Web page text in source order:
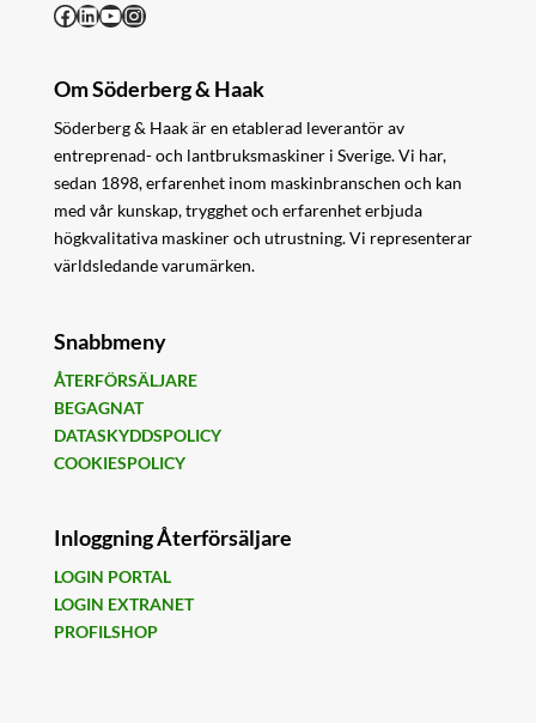
Facebook
LinkedIn
YouTube
Instagram
Om Söderberg & Haak
Söderberg & Haak är en etablerad leverantör av
entreprenad- och lantbruksmaskiner i Sverige. Vi har,
sedan 1898, erfarenhet inom maskinbranschen och kan
med vår kunskap, trygghet och erfarenhet erbjuda
högkvalitativa maskiner och utrustning. Vi representerar
världsledande varumärken.
Snabbmeny
ÅTERFÖRSÄLJARE
BEGAGNAT
DATASKYDDSPOLICY
COOKIESPOLICY
Inloggning Återförsäljare
LOGIN PORTAL
LOGIN EXTRANET
PROFILSHOP